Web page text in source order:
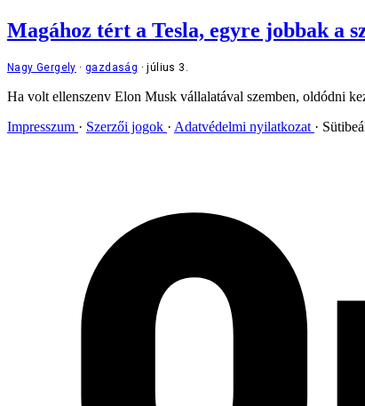
Magához tért a Tesla, egyre jobbak a
Nagy Gergely gazdaság július 3.
Ha volt ellenszenv Elon Musk vállalatával szemben, oldódni
Impresszum
Szerzői jogok Adatvédelmi nyilatkozat